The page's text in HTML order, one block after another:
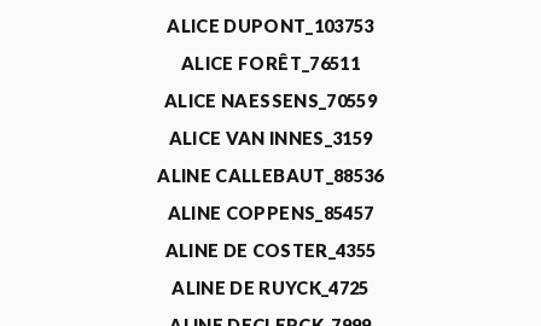
ALICE DUPONT_103753
ALICE FORÊT_76511
ALICE NAESSENS_70559
ALICE VAN INNES_3159
ALINE CALLEBAUT_88536
ALINE COPPENS_85457
ALINE DE COSTER_4355
ALINE DE RUYCK_4725